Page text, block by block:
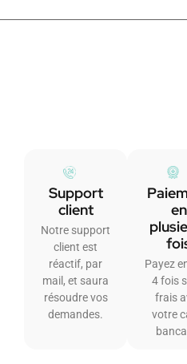
Support
client
Notre support
client est
réactif, par
mail, et saura
résoudre vos
demandes.
en
Payez
4 fois
frais
votre